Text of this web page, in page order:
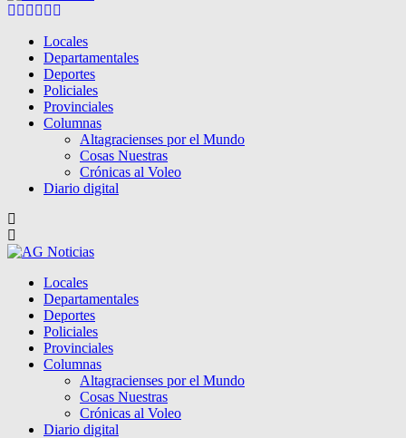
Facebook
Twitter
Instagram
Pinterest
Google
Locales
Departamentales
Deportes
Policiales
Provinciales
Columnas
Altagracienses por el Mundo
Cosas Nuestras
Crónicas al Voleo
Diario digital
Locales
Departamentales
Deportes
Policiales
Provinciales
Columnas
Altagracienses por el Mundo
Cosas Nuestras
Crónicas al Voleo
Diario digital